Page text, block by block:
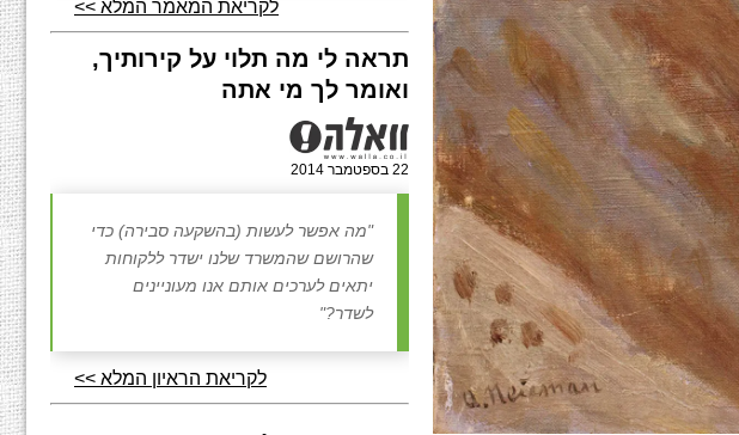
לקריאת המאמר המלא >>
תראה לי מה תלוי על קירותיך,
ואומר לך מי אתה
22 בספטמבר 2014
"מה אפשר לעשות (בהשקעה סבירה) כדי
שהרושם שהמשרד שלנו ישדר ללקוחות
יתאים לערכים אותם אנו מעוניינים
לשדר?"
לקריאת הראיון המלא >>